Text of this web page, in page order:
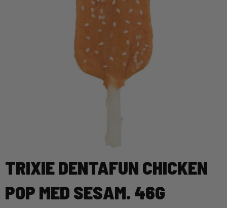
TRIXIE DENTAFUN CHICKEN
POP MED SESAM. 46G